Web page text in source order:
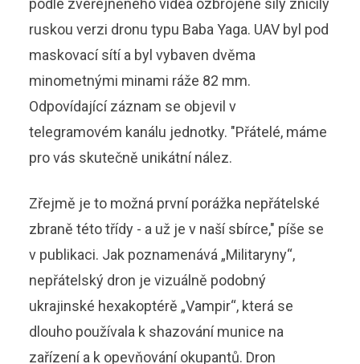
podle zveřejněného videa ozbrojené síly zničily
ruskou verzi dronu typu Baba Yaga. UAV byl pod
maskovací sítí a byl vybaven dvěma
minometnými minami ráže 82 mm.
Odpovídající záznam se objevil v
telegramovém kanálu jednotky. "Přátelé, máme
pro vás skutečně unikátní nález.
Zřejmě je to možná první porážka nepřátelské
zbraně této třídy - a už je v naší sbírce," píše se
v publikaci. Jak poznamenává „Militaryny“,
nepřátelský dron je vizuálně podobný
ukrajinské hexakoptérě „Vampir“, která se
dlouho používala k shazování munice na
zařízení a k opevňování okupantů. Dron